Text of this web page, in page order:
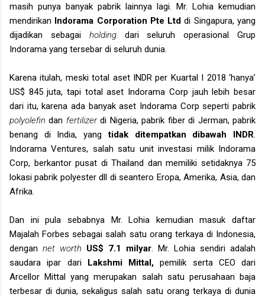
masih punya banyak pabrik lainnya lagi. Mr. Lohia kemudian
mendirikan Indorama Corporation Pte Ltd di Singapura, yang
dijadikan sebagai holdingdari seluruh operasional Grup
Indorama yang tersebar di seluruh dunia.
Karena itulah, meski total aset INDR per Kuartal I 2018 ‘hanya’
US$ 845 juta, tapi total aset Indorama Corp jauh lebih besar
dari itu, karena ada banyak aset Indorama Corp seperti pabrik
polyolefindan fertilizerdi Nigeria, pabrik fiber di Jerman, pabrik
benang di India, yangtidak ditempatkan dibawah INDR
Indorama Ventures, salah satu unit investasi milik Indorama
Corp, berkantor pusat di Thailand dan memiliki setidaknya 75
lokasi pabrik polyester dll di seantero Eropa, Amerika, Asia, dan
Afrika.
Dan ini pula sebabnya Mr. Lohia kemudian masuk daftar
Majalah Forbes sebagai salah satu orang terkaya di Indonesia,
dengan net worth US$ 7.1 milyar . Mr. Lohia sendiri adalah
saudara ipar dari Lakshmi Mittal,pemilik serta CEO dari
Arcellor Mittal yang merupakan salah satu perusahaan baja
terbesar di dunia, sekaligus salah satu orang terkaya di dunia